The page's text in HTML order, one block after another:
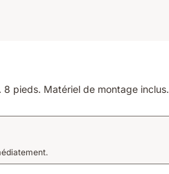
pieds. Matériel de montage inclus.